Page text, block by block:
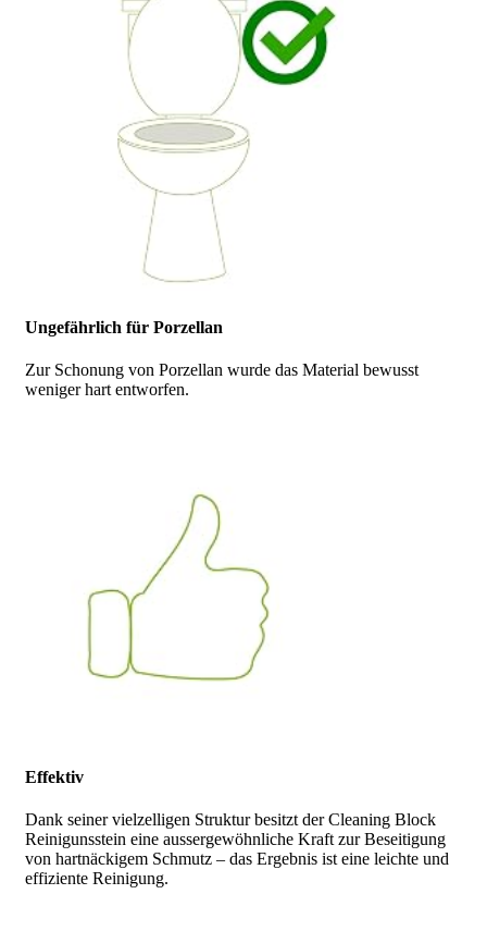
Ungefährlich für Porzellan
Zur Schonung von Porzellan wurde das Material bewusst
weniger hart entworfen.
Effektiv
Dank seiner vielzelligen Struktur besitzt der Cleaning Block
Reinigunsstein eine aussergewöhnliche Kraft zur Beseitigung
von hartnäckigem Schmutz – das Ergebnis ist eine leichte und
effiziente Reinigung.